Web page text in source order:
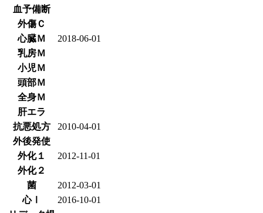
血予備断
外傷Ｃ
心臓Ｍ
2018-06-01
乳房Ｍ
小児Ｍ
頭部Ｍ
全身Ｍ
肝エラ
抗悪処方
2010-04-01
外後発使
外化１
2012-11-01
外化２
菌
2012-03-01
心Ⅰ
2016-10-01